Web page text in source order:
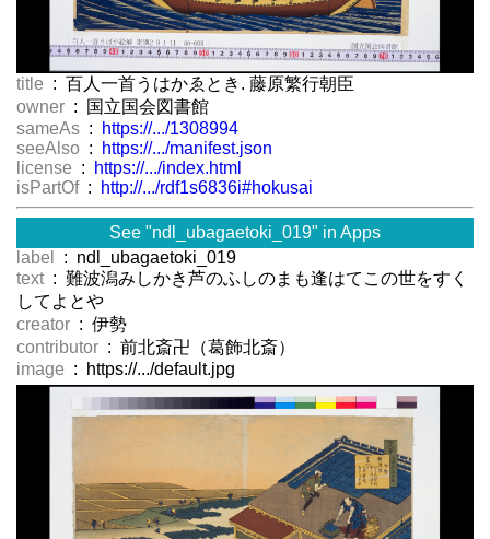
title : 百人一首うはかゑとき. 藤原繁行朝臣
owner : 国立国会図書館
sameAs :
https://.../1308994
seeAlso :
https://.../manifest.json
license :
https://.../index.html
isPartOf : http://.../rdf1s6836i#hokusai
See "ndl_ubagaetoki_019" in Apps
label
: ndl_ubagaetoki_019
text : 難波潟みしかき芦のふしのまも逢はてこの世をすく
してよとや
creator : 伊勢
contributor : 前北斎卍（葛飾北斎）
image : https://.../default.jpg